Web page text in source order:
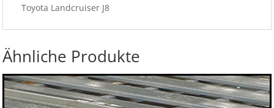
Toyota Landcruiser J8
Ähnliche Produkte